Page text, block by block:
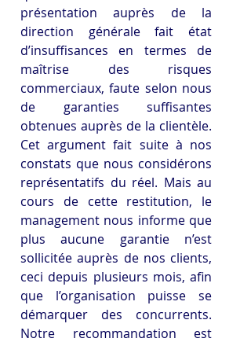
présentation auprès de la
direction générale fait état
d’insuffisances en termes de
maîtrise des risques
commerciaux, faute selon nous
de garanties suffisantes
obtenues auprès de la clientèle.
Cet argument fait suite à nos
constats que nous considérons
représentatifs du réel. Mais au
cours de cette restitution, le
management nous informe que
plus aucune garantie n’est
sollicitée auprès de nos clients,
ceci depuis plusieurs mois, afin
que l’organisation puisse se
démarquer des concurrents.
Notre recommandation est